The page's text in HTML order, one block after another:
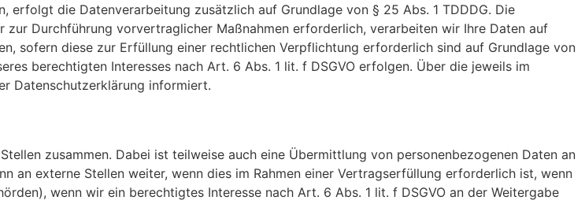
die Datenverarbeitung zusätzlich auf Grundlage von § 25 Abs. 1 TDDDG. Die
Durchführung vorvertraglicher Maßnahmen erforderlich, verarbeiten wir Ihre Daten auf
sofern diese zur Erfüllung einer rechtlichen Verpflichtung erforderlich sind auf Grundlage von
berechtigten Interesses nach Art. 6 Abs. 1 lit. f DSGVO erfolgen. Über die jeweils im
Datenschutzerklärung informiert.
zusammen. Dabei ist teilweise auch eine Übermittlung von personenbezogenen Daten an
an externe Stellen weiter, wenn dies im Rahmen einer Vertragserfüllung erforderlich ist, wenn
wenn wir ein berechtigtes Interesse nach Art. 6 Abs. 1 lit. f DSGVO an der Weitergabe